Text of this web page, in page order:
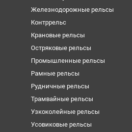
Железнодорожные рельсы
Контррельс
Крановые рельсы
Остряковые рельсы
Промышленные рельсы
Рамные рельсы
Рудничные рельсы
Трамвайные рельсы
Узкоколейные рельсы
Усовиковые рельсы